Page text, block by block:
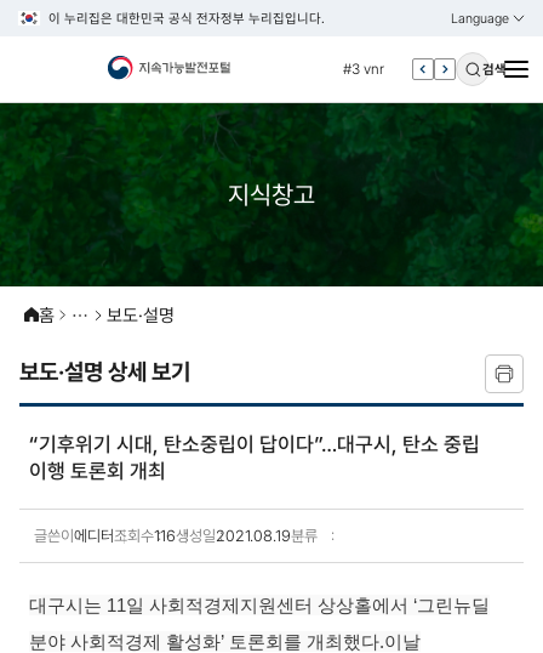
이 누리집은 대한민국 공식 전자정부 누리집입니다. Language
열기
KOREAN
ENGLISH
#3 vnr
#4 관세
#2 환경
#6 빈곤
검색
지식창고
홈 보도·설명
보도·설명 상세 보기
“기후위기 시대, 탄소중립이 답이다”…대구시, 탄소 중립
이행 토론회 개최
글쓴이 에디터 조회수116생성일2021.08.19분류
대구시는 11일 사회적경제지원센터 상상홀에서 ‘그린뉴딜
분야 사회적경제 활성화’ 토론회를 개최했다.이날